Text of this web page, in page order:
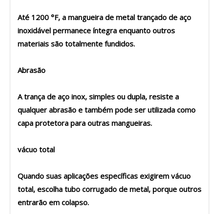
Até 1200 °F, a mangueira de metal trançado de aço
inoxidável permanece íntegra enquanto outros
materiais são totalmente fundidos.
Abrasão
A trança de aço inox, simples ou dupla, resiste a
qualquer abrasão e também pode ser utilizada como
capa protetora para outras mangueiras.
vácuo total
Quando suas aplicações específicas exigirem vácuo
total, escolha tubo corrugado de metal, porque outros
entrarão em colapso.